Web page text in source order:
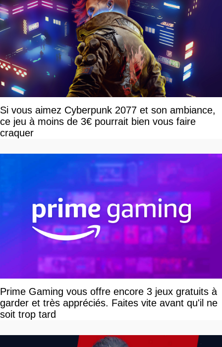
Si vous aimez Cyberpunk 2077 et son ambiance,
ce jeu à moins de 3€ pourrait bien vous faire
craquer
Prime Gaming vous offre encore 3 jeux gratuits à
garder et très appréciés. Faites vite avant qu'il ne
soit trop tard